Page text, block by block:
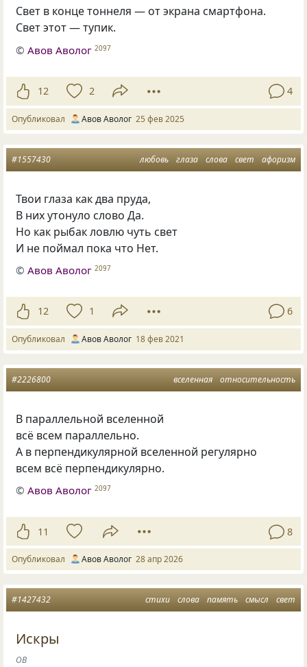
Свет в конце тоннеля — от экрана смартфона.
Свет этот — тупик.
©Авов Аволог 2097
12 2 4
Опубликовал Авов Аволог 25 фев 2025
любовь глаза слова свет афоризм
#1557430
Твои глаза как два пруда,
В них утонуло слово Да.
Но как рыбак ловлю чуть свет
И не поймал пока что Нет.
©Авов Аволог 2097
12 1 6
Опубликовал Авов Аволог 18 фев 2021
вселенная относительность
#2226800
В параллельной вселенной
всё всем параллельно.
А в перпендикулярной вселенной регулярно
всем всё перпендикулярно.
©Авов Аволог 2097
11 8
Опубликовал Авов Аволог 28 апр 2026
стихи слова память смысл свет
#1427432
Искры
ОВ